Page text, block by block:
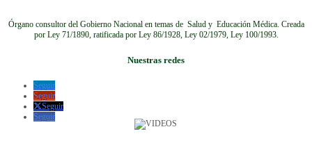
Órgano consultor del Gobierno Nacional en temas de Salud y Educación Médica. Creada
por Ley 71/1890, ratificada por Ley 86/1928, Ley 02/1979, Ley 100/1993.
Nuestras redes
Seguir
Seguir
Seguir
Seguir